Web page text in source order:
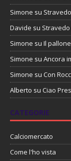
Simone su
Davide su
Simone su Il
Simone su Ancora
Simone su Con
Alberto su Ciao
CATEGORIE
Calciomercato
Come l'ho vista